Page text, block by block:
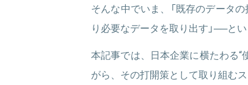
そんな中でいま、「既存のデータ
り必要なデータを取り出す」──と
本記事では、日本企業に横たわる
がら、その打開策として取り組む